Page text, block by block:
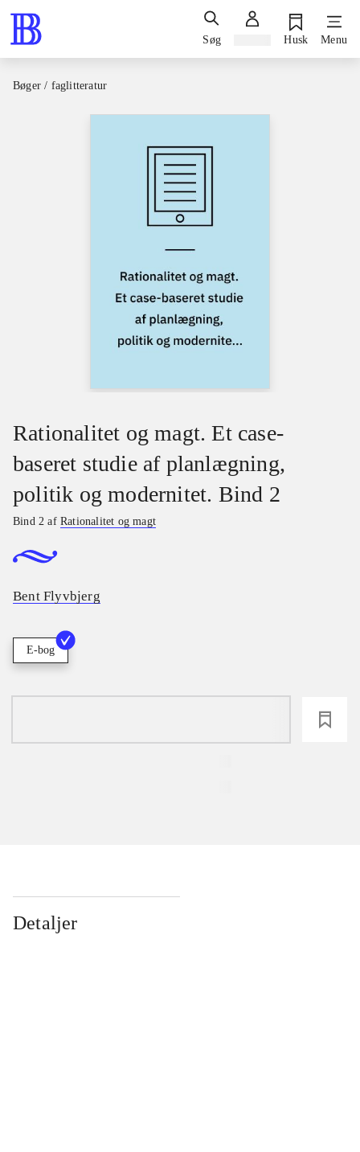
Søg Husk Menu
Bøger / faglitteratur
Rationalitet og magt. Et case-
baseret studie af planlægning,
politik og modernitet. Bind 2
Bind 2 afRationalitet og magt
Bent Flyvbjerg
E-bog
Detaljer